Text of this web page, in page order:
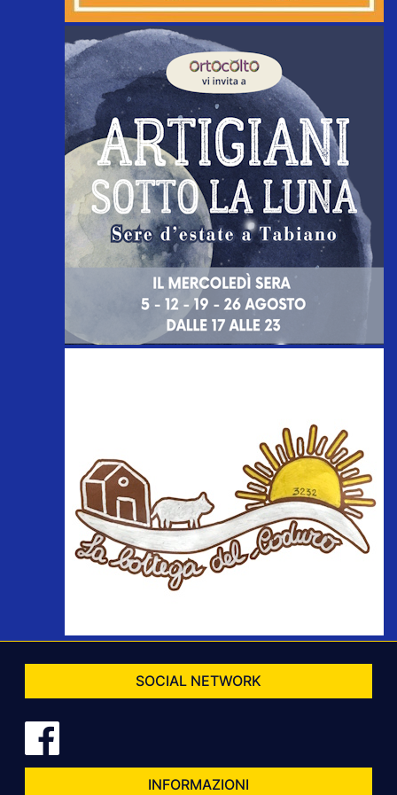
SOCIAL NETWORK
INFORMAZIONI